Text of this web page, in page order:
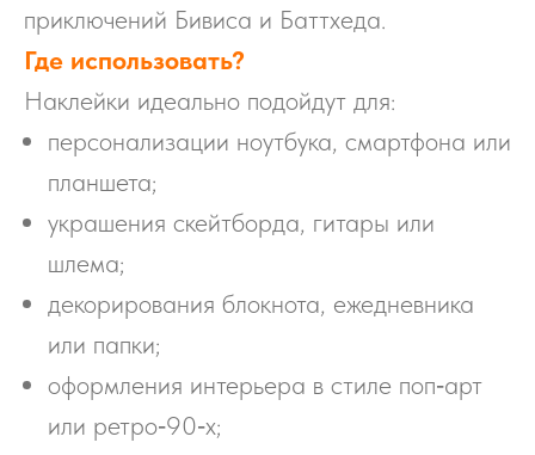
приключений Бивиса и Баттхеда.
Где использовать?
Наклейки идеально подойдут для:
персонализации ноутбука, смартфона или
планшета;
украшения скейтборда, гитары или
шлема;
декорирования блокнота, ежедневника
или папки;
оформления интерьера в стиле поп‑арт
или ретро‑90‑х;